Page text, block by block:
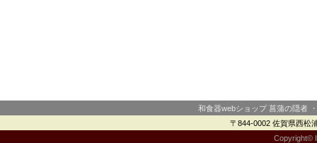
和食器webショップ 菖蒲の隠者
〒844-0002 佐賀県西松
Copyright©